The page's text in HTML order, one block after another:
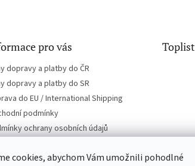
cookies, abychom Vám umožnili pohodlné
pro vás
dopravy a platby do ČR
dopravy a platby do SR
do EU / International Shipping
podmínky
ochrany osobních údajů
Toplist